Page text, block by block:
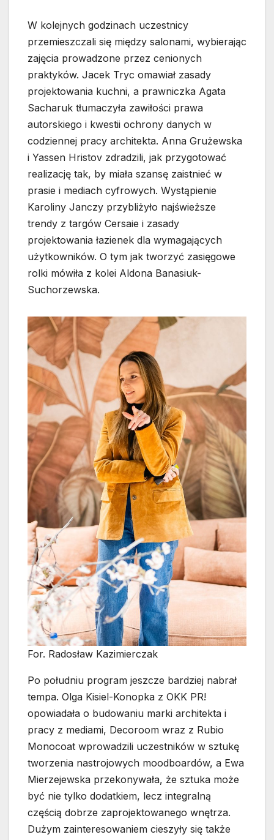
W kolejnych godzinach uczestnicy
przemieszczali się między salonami, wybierając
zajęcia prowadzone przez cenionych
praktyków. Jacek Tryc omawiał zasady
projektowania kuchni, a prawniczka Agata
Sacharuk tłumaczyła zawiłości prawa
autorskiego i kwestii ochrony danych w
codziennej pracy architekta. Anna Grużewska
i Yassen Hristov zdradzili, jak przygotować
realizację tak, by miała szansę zaistnieć w
prasie i mediach cyfrowych. Wystąpienie
Karoliny Janczy przybliżyło najświeższe
trendy z targów Cersaie i zasady
projektowania łazienek dla wymagających
użytkowników. O tym jak tworzyć zasięgowe
rolki mówiła z kolei Aldona Banasiuk-
Suchorzewska.
For. Radosław Kazimierczak
Po południu program jeszcze bardziej nabrał
tempa. Olga Kisiel-Konopka z OKK PR!
opowiadała o budowaniu marki architekta i
pracy z mediami, Decoroom wraz z Rubio
Monocoat wprowadzili uczestników w sztukę
tworzenia nastrojowych moodboardów, a Ewa
Mierzejewska przekonywała, że sztuka może
być nie tylko dodatkiem, lecz integralną
częścią dobrze zaprojektowanego wnętrza.
Dużym zainteresowaniem cieszyły się także